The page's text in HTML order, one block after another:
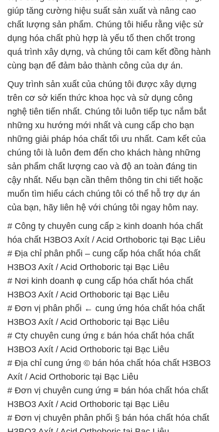
cùng bạn để đảm bảo thành công của dự án.
Quy trình sản xuất của chúng tôi được xây dựng
trên cơ sở kiến thức khoa học và sử dụng công
nghệ tiên tiến nhất. Chúng tôi luôn tiếp tục nắm bắt
những xu hướng mới nhất và cung cấp cho bạn
những giải pháp hóa chất tối ưu nhất. Cam kết của
chúng tôi là luôn đem đến cho khách hàng những
sản phẩm chất lượng cao và độ an toàn đáng tin
cậy nhất. Nếu bạn cần thêm thông tin chi tiết hoặc
muốn tìm hiểu cách chúng tôi có thể hỗ trợ dự án
của bạn, hãy liên hệ với chúng tôi ngay hôm nay.
# Công ty chuyên cung cấp ≥ kinh doanh hóa chất
hóa chất H3BO3 Axít / Acid Orthoboric tại Bạc Liêu
# Địa chỉ phân phối – cung cấp hóa chất hóa chất
H3BO3 Axít / Acid Orthoboric tại Bạc Liêu
# Nơi kinh doanh φ cung cấp hóa chất hóa chất
H3BO3 Axít / Acid Orthoboric tại Bạc Liêu
# Đơn vị phân phối ← cung ứng hóa chất hóa chất
H3BO3 Axít / Acid Orthoboric tại Bạc Liêu
# Cty chuyên cung ứng ε bán hóa chất hóa chất
H3BO3 Axít / Acid Orthoboric tại Bạc Liêu
# Địa chỉ cung ứng © bán hóa chất hóa chất H3BO3
Axít / Acid Orthoboric tại Bạc Liêu
# Đơn vị chuyên cung ứng ≡ bán hóa chất hóa chất
H3BO3 Axít / Acid Orthoboric tại Bạc Liêu
# Đơn vị chuyên phân phối § bán hóa chất hóa chất
H3BO3 Axít / Acid Orthoboric tại Bạc Liêu
# Cty chuyên thương mại # phân phối hóa chất hóa
chất H3BO3 Axít / Acid Orthoboric tại Bạc Liêu
# Nhà cung cấp ε kinh doanh hóa chất hóa chất
H3BO3 Axít / Acid Orthoboric tại Bạc Liêu